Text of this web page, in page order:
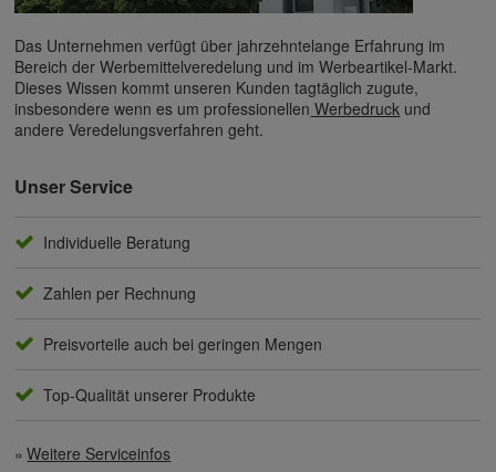
Das Unternehmen verfügt über jahrzehntelange Erfahrung im
Bereich der Werbemittelveredelung und im Werbeartikel-Markt.
Dieses Wissen kommt unseren Kunden tagtäglich zugute,
insbesondere wenn es um professionellen Werbedruck und
andere Veredelungsverfahren geht.
Unser Service
Individuelle Beratung
Zahlen per Rechnung
Preisvorteile auch bei geringen Mengen
Top-Qualität unserer Produkte
Weitere Serviceinfos